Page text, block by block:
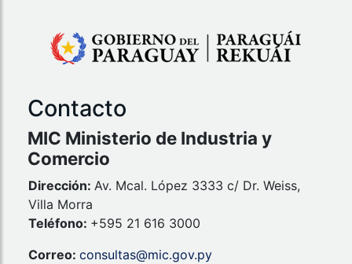
Contacto
MIC Ministerio de Industria y
Comercio
Dirección: Av. Mcal. López 3333 c/ Dr. Weiss,
Villa Morra
Teléfono: +595 21 616 3000
Correo: consultas@mic.gov.py